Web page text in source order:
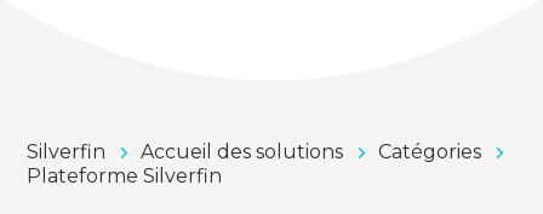
Silverfin Accueil des solutions
Catégories
Plateforme Silverfin